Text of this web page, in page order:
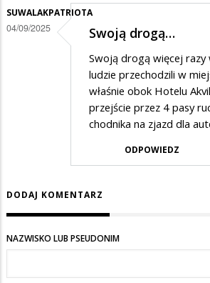
SUWALAKPATRIOTA
04/09/2025 Swoją drogą…
Swoją drogą więcej razy
ludzie przechodzili w
właśnie obok Hotelu
przejście przez 4 pasy
chodnika na zjazd dla
ODPOWIEDZ
DODAJ KOMENTARZ
NAZWISKO LUB PSEUDONIM